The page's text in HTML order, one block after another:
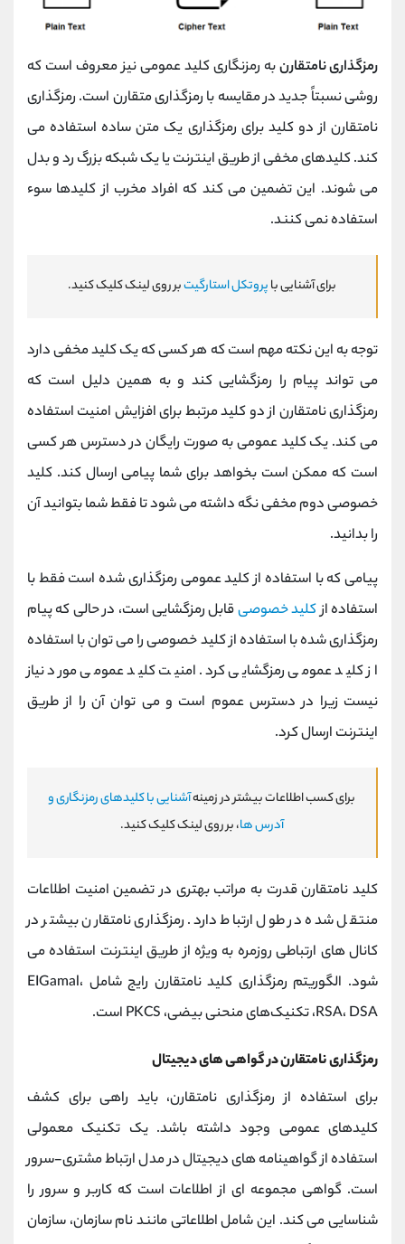
رمزگذاری نامتقارنبه رمزنگاری کلید عمومی نیز معروف است که
روشی نسبتاً جدید در مقایسه با رمزگذاری متقارن است. رمزگذاری
نامتقارن از دو کلید برای رمزگذاری یک متن ساده استفاده می
کند. کلیدهای مخفی از طریق اینترنت یا یک شبکه بزرگ رد و بدل
می شوند. این تضمین می کند که افراد مخرب از کلیدها سوء
استفاده نمی کنند.
برای آشنایی باپروتکل استارگیتبر روی لینک کلیک کنید.
توجه به این نکته مهم است که هر کسی که یک کلید مخفی دارد
می تواند پیام را رمزگشایی کند و به همین دلیل است که
رمزگذاری نامتقارن از دو کلید مرتبط برای افزایش امنیت استفاده
می کند. یک کلید عمومی به صورت رایگان در دسترس هر کسی
است که ممکن است بخواهد برای شما پیامی ارسال کند. کلید
خصوصی دوم مخفی نگه داشته می شود تا فقط شما بتوانید آن
را بدانید.
پیامی که با استفاده از کلید عمومی رمزگذاری شده است فقط با
استفاده ازکلید خصوصیقابل رمزگشایی است، در حالی که پیام
رمزگذاری شده با استفاده از کلید خصوصی را می توان با استفاده
از کلید عمومی رمزگشایی کرد. امنیت کلید عمومی مورد نیاز
نیست زیرا در دسترس عموم است و می توان آن را از طریق
اینترنت ارسال کرد.
برای کسب اطلاعات بیشتر در زمینهآشنایی با کلیدهای رمزنگاری و
آدرس ها، بر روی لینک کلیک کنید.
کلید نامتقارن قدرت به مراتب بهتری در تضمین امنیت اطلاعات
منتقل شده در طول ارتباط دارد. رمزگذاری نامتقارن بیشتر در
کانال های ارتباطی روزمره به ویژه از طریق اینترنت استفاده می
شود. الگوریتم رمزگذاری کلید نامتقارن رایج شامل EIGamal،
RSA، DSA، تکنیک‌های منحنی بیضی، PKCS است.
رمزگذاری نامتقارن در گواهی های دیجیتال
برای استفاده از رمزگذاری نامتقارن، باید راهی برای کشف
کلیدهای عمومی وجود داشته باشد. یک تکنیک معمولی
استفاده از گواهینامه های دیجیتال در مدل ارتباط مشتری-سرور
است. گواهی مجموعه ای از اطلاعات است که کاربر و سرور را
شناسایی می کند. این شامل اطلاعاتی مانند نام سازمان، سازمان